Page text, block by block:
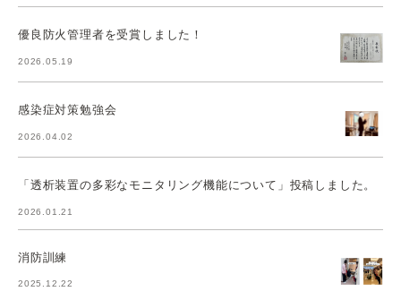
優良防火管理者を受賞しました！
2026.05.19
感染症対策勉強会
2026.04.02
「透析装置の多彩なモニタリング機能について」投稿しました。
2026.01.21
消防訓練
2025.12.22